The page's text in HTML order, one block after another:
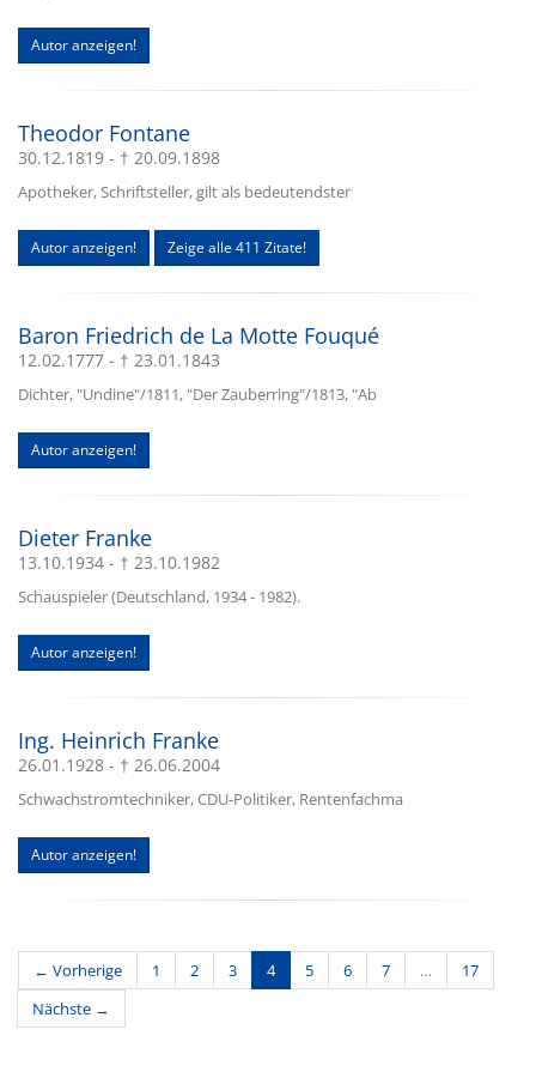
Autor anzeigen!
Theodor Fontane
30.12.1819 - † 20.09.1898
Apotheker, Schriftsteller, gilt als bedeutendster
Autor anzeigen! Zeige alle 411 Zitate!
Baron Friedrich de La Motte Fouqué
12.02.1777 - † 23.01.1843
Dichter, "Undine"/1811, "Der Zauberring"/1813, "Ab
Autor anzeigen!
Dieter Franke
13.10.1934 - † 23.10.1982
Schauspieler (Deutschland, 1934 - 1982).
Autor anzeigen!
Ing. Heinrich Franke
26.01.1928 - † 26.06.2004
Schwachstromtechniker, CDU-Politiker, Rentenfachma
Autor anzeigen!
← Vorherige 1 2 3 4(current)
5 6 7 …
17
Nächste →